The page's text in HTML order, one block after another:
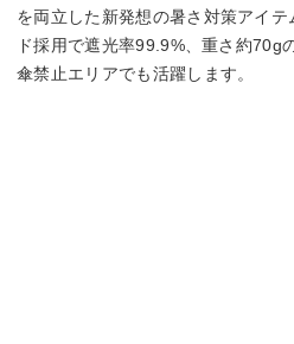
を両立した新発想の暑さ対策アイ
ド採用で遮光率99.9%、重さ約70g
傘禁止エリアでも活躍します。